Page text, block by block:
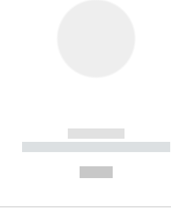
------------
----------- ----------- --------